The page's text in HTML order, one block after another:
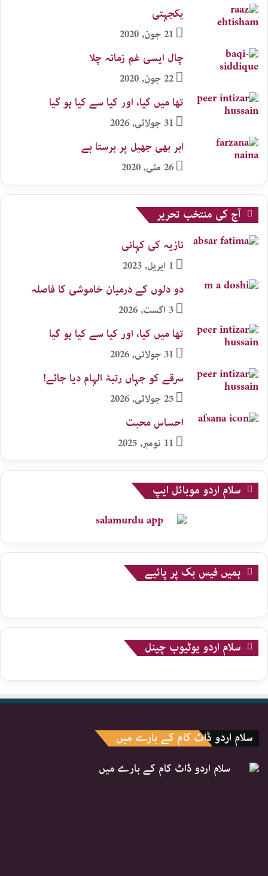
یکجہتی
21 جون, 2020
چال ایسی غم زمانہ چلا
22 جون, 2020
تھا میں کیا، اور کیا سے کیا ہو گیا
31 جولائی, 2026
ابر بھی جھیل پر برستا ہے
26 مئی, 2020
آج کی منتخب تحریر
نازیہ کی کہانی
1 اپریل, 2023
دو دلوں کے درمیان خاموشی کا فاصلہ
3 اگست, 2026
تھا میں کیا، اور کیا سے کیا ہو گیا
31 جولائی, 2026
سرقے کو جہاں رتبۂ الہام دیا جائے!
25 جولائی, 2026
احساس محبت
11 نومبر, 2025
سلام اردو موبائل ایپ
ہمیں فیس بک پر پائیے
سلام اردو یوٹیوب چینل
سلام اردو ڈاٹ کام کے بارے میں